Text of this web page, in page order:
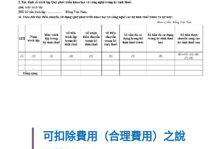
可扣除費用（合理費用）之說